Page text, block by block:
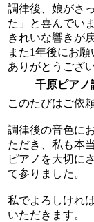
調律後、娘がさ
た」と喜んでい
きれいな響きが
また1年後にお願
ありがとうござ
千原ピアノ
このたびはご依
調律後の音色に
ただき、私も本
ピアノを大切に
て参りました。
私でよろしけれ
いただきます。